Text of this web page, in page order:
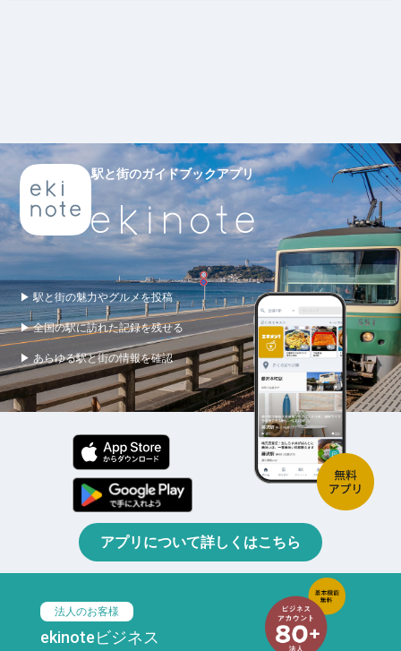
駅と街のガイドブックアプリ
▶ 駅と街の魅力やグルメを投稿
▶ 全国の駅に訪れた記録を残せる
▶ あらゆる駅と街の情報を確認
アプリについて詳しくはこちら
法人のお客様
ekinoteビジネス